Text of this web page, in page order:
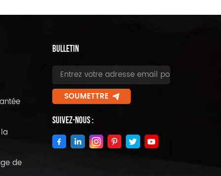
de
BULLETIN
SOUMETTRE
Suivez-Nous :